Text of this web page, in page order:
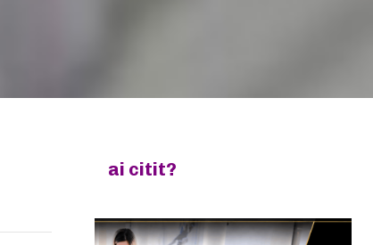
ai citit?